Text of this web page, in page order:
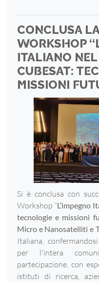
CONCLUSA
WORKSHOP
ITALIANO
CUBESAT:
MISSIONI
Si è conclusa con
Workshop “L’impegno
tecnologie e missioni
Micro e Nanosatelliti e
Italiana,
per l'intera
partecipazione, con
istituti di ricerca,